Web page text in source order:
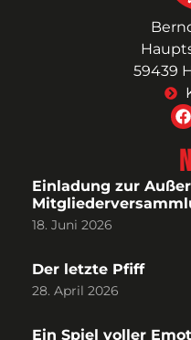
59439
Einladung zur
18. Juni 2026
Der letzte Pfiff
28. April 2026
Ein Spiel voller